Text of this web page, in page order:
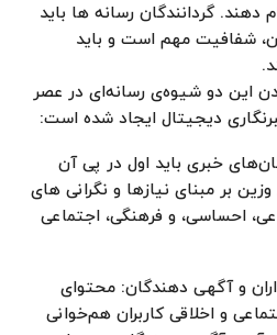
گردانندگان رسانه ها باید
شفافیت مهم است و باید
این دو شیوه‌ی رسانه‌ای در عصر
خبرنگاری دیجیتال ایجاد شده است:
خبری باید اول در پی آن
بر مبنای نیازها و نگرانی های
احساسی، و فرهنگی، اجتماعی
و آگهی دهندگان: محتوای
و اخلاقی کاربران هم‌خوانی